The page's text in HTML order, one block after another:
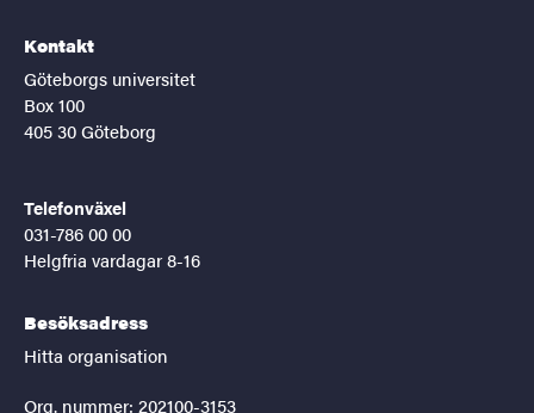
Kontakt
Göteborgs universitet
Box 100
405 30 Göteborg
Telefonväxel
031-786 00 00
Helgfria vardagar 8-16
Besöksadress
Hitta organisation
Org. nummer: 202100-3153